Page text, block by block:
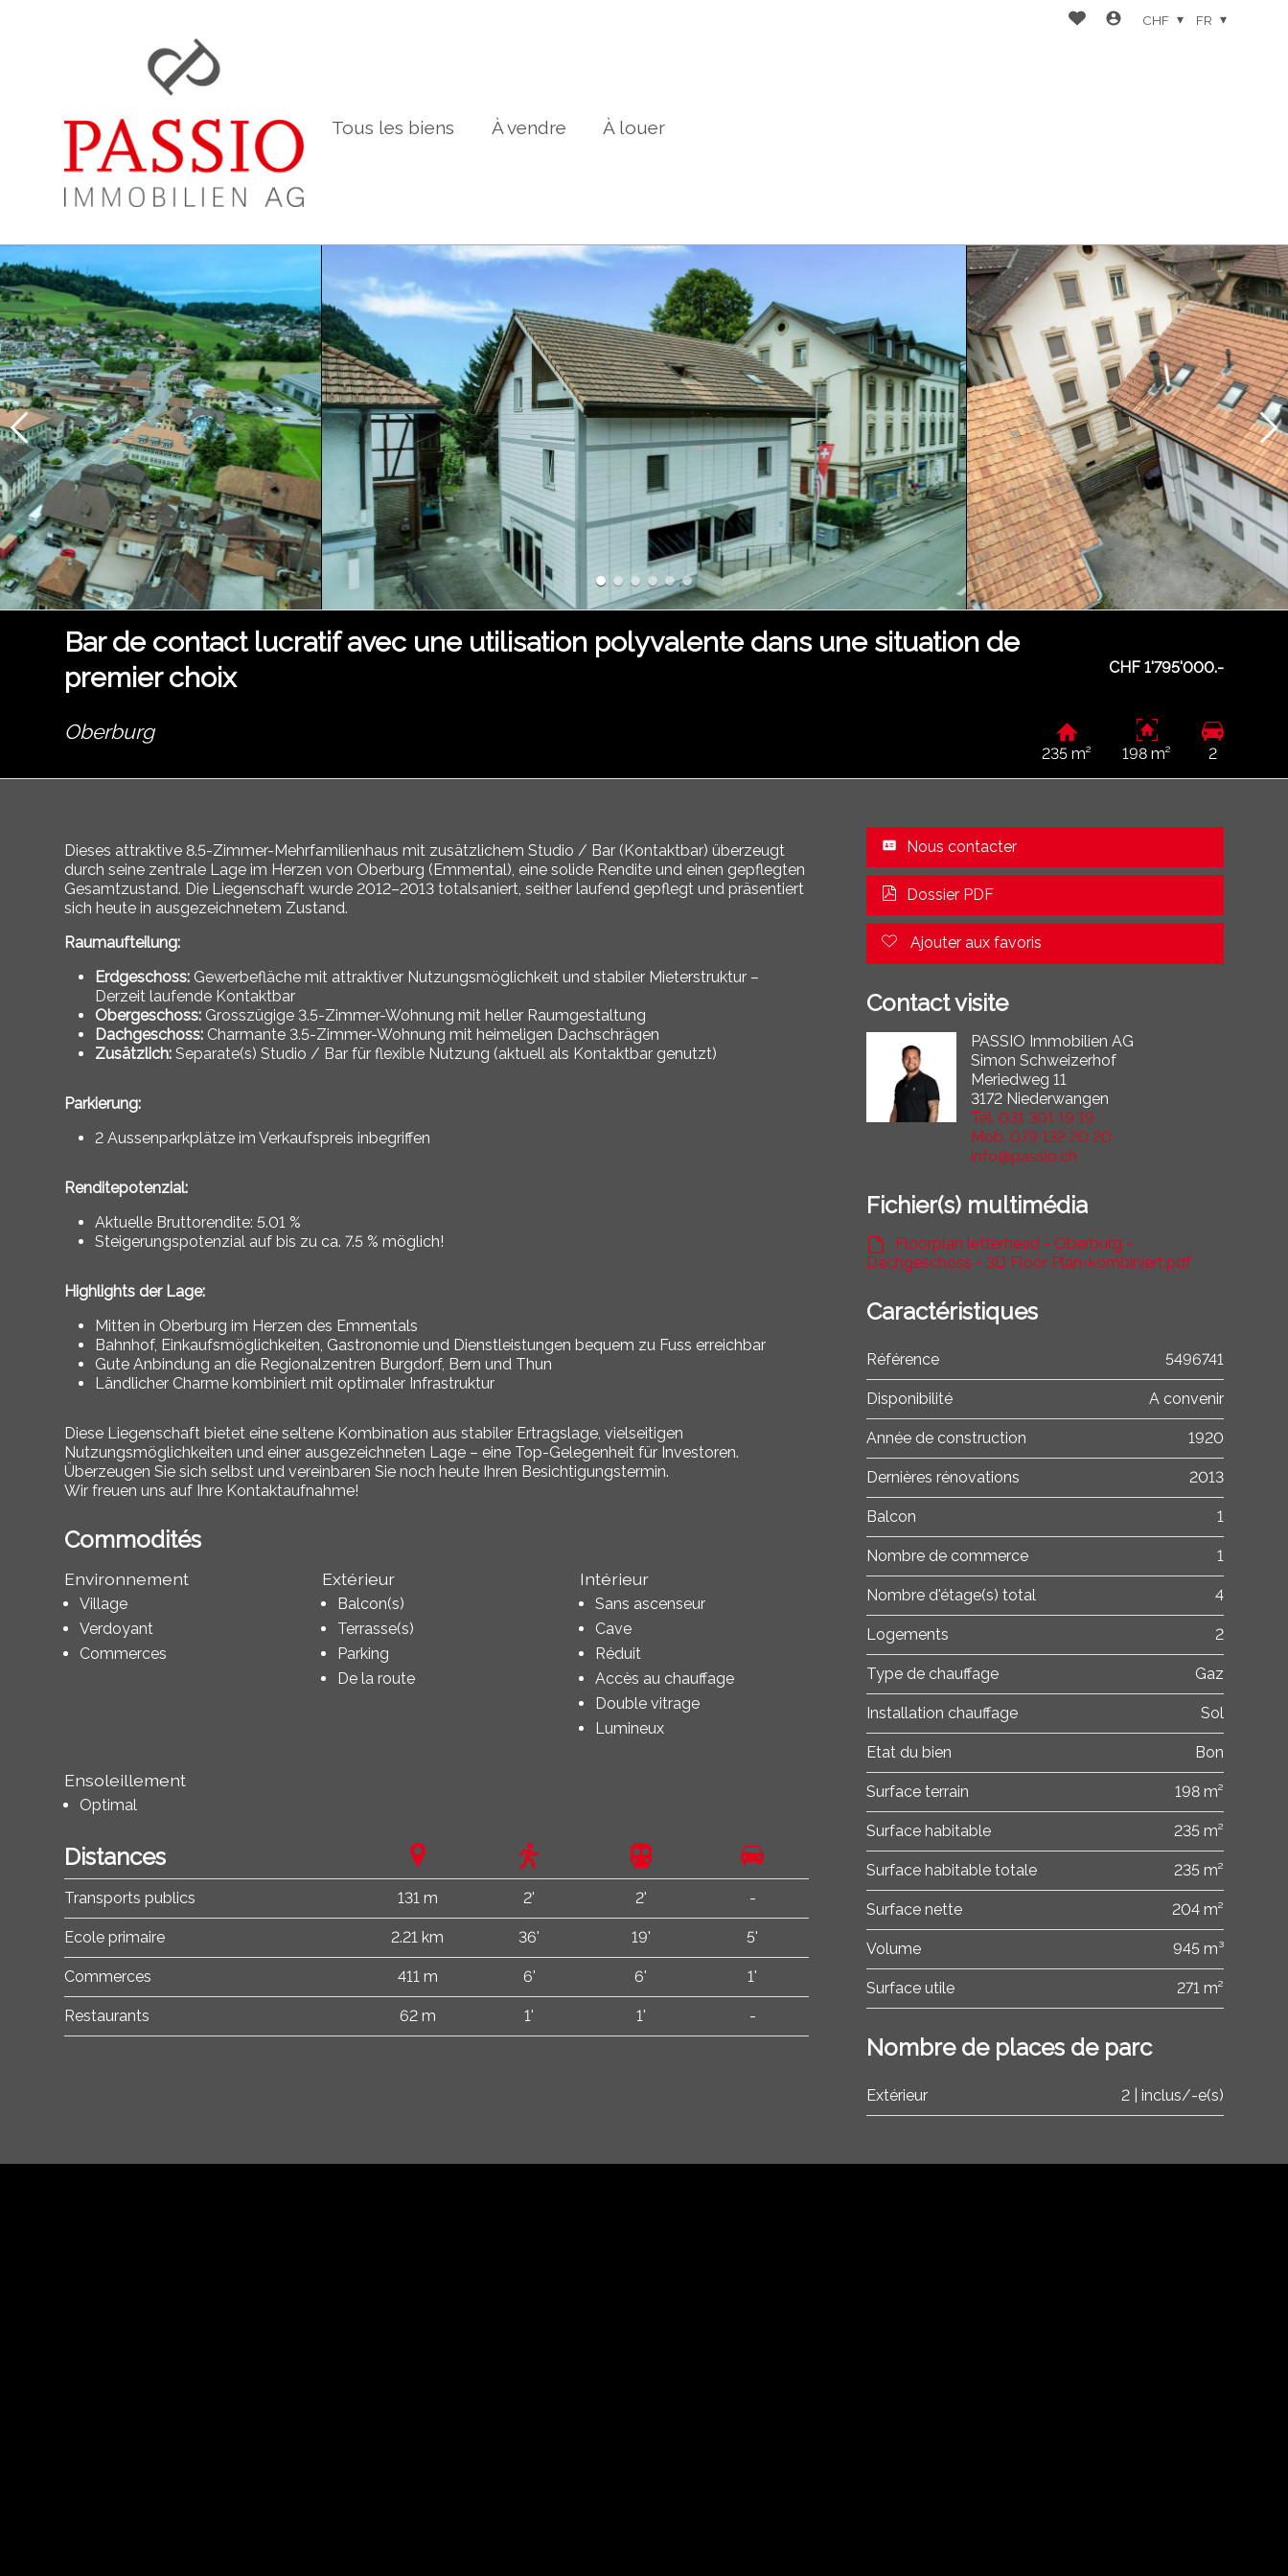
Tous les biens À vendre À louer
CHF FR
Bar de contact lucratif avec une utilisation polyvalente dans une situation de
premier choix
CHF 1'795'000.-
Oberburg
235 m² 198 m² 2
Dieses attraktive 8.5-Zimmer-Mehrfamilienhaus mit zusätzlichem Studio / Bar (Kontaktbar) überzeugt
durch seine zentrale Lage im Herzen von Oberburg (Emmental), eine solide Rendite und einen gepflegten
Gesamtzustand. Die Liegenschaft wurde 2012–2013 totalsaniert, seither laufend gepflegt und präsentiert
sich heute in ausgezeichnetem Zustand.
Raumaufteilung:
Erdgeschoss: Gewerbefläche mit attraktiver Nutzungsmöglichkeit und stabiler Mieterstruktur –
Derzeit laufende Kontaktbar
Obergeschoss: Grosszügige 3.5-Zimmer-Wohnung mit heller Raumgestaltung
Dachgeschoss: Charmante 3.5-Zimmer-Wohnung mit heimeligen Dachschrägen
Zusätzlich: Separate(s) Studio / Bar für flexible Nutzung (aktuell als Kontaktbar genutzt)
Parkierung:
2 Aussenparkplätze im Verkaufspreis inbegriffen
Renditepotenzial:
Aktuelle Bruttorendite: 5.01 %
Steigerungspotenzial auf bis zu ca. 7.5 % möglich!
Highlights der Lage:
Mitten in Oberburg im Herzen des Emmentals
Bahnhof, Einkaufsmöglichkeiten, Gastronomie und Dienstleistungen bequem zu Fuss erreichbar
Gute Anbindung an die Regionalzentren Burgdorf, Bern und Thun
Ländlicher Charme kombiniert mit optimaler Infrastruktur
Diese Liegenschaft bietet eine seltene Kombination aus stabiler Ertragslage, vielseitigen
Nutzungsmöglichkeiten und einer ausgezeichneten Lage – eine Top-Gelegenheit für Investoren.
Überzeugen Sie sich selbst und vereinbaren Sie noch heute Ihren Besichtigungstermin.
Wir freuen uns auf Ihre Kontaktaufnahme!
Commodités
Environnement
Village
Verdoyant
Commerces
Extérieur
Balcon(s)
Terrasse(s)
Parking
De la route
Intérieur
Sans ascenseur
Cave
Réduit
Accès au chauffage
Double vitrage
Lumineux
Ensoleillement
Optimal
Distances
Transports publics 131 m 2' 2' -
Ecole primaire 2.21 km 36' 19' 5'
Commerces 411 m 6' 6' 1'
Restaurants 62 m 1' 1' -
Nous contacter
Dossier PDF
Ajouter aux favoris
Contact visite
PASSIO Immobilien AG
Simon Schweizerhof
Meriedweg 11
3172 Niederwangen
Tél. 031 301 19 19
Mob. 079 132 20 20
info@passio.ch
Fichier(s) multimédia
Floorplan letterhead - Oberburg -
Dachgeschoss - 3D Floor Plan-kombiniert.pdf
Caractéristiques
Référence 5496741
Disponibilité A convenir
Année de construction 1920
Dernières rénovations 2013
Balcon 1
Nombre de commerce 1
Nombre d'étage(s) total 4
Logements 2
Type de chauffage Gaz
Installation chauffage Sol
Etat du bien Bon
Surface terrain 198 m²
Surface habitable 235 m²
Surface habitable totale 235 m²
Surface nette 204 m²
Volume 945 m³
Surface utile 271 m²
Nombre de places de parc
Extérieur 2 | inclus/-e(s)